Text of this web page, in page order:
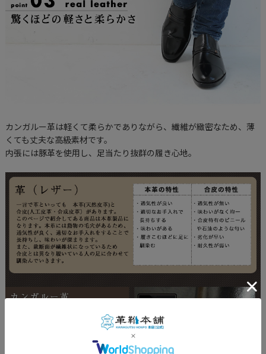
カンガルー革は軽くて柔らかでありながら、繊維が緻密なため、薄
くても丈夫な高級素材です。
内張には豚革を使用し、足当たり抜群の履き心地。